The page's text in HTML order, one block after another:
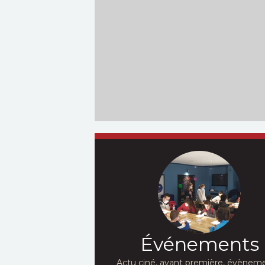
Événements
Actu ciné, avant première,